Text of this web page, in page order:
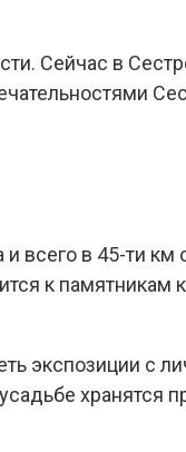
Сейчас в
всего в 45-ти км
к памятникам
экспозиции с
хранятся